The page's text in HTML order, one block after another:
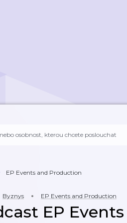
EP Events and Production
Byznys EP Events and Production
EP